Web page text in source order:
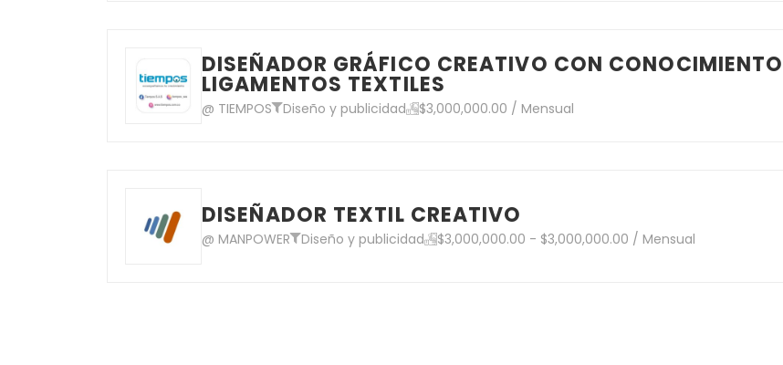
DISEÑADOR GRÁFICO CREATIVO CON
LIGAMENTOS TEXTILES
@ TIEMPOS Diseño y publicidad $3,000,000.00 / Mensual
DISEÑADOR TEXTIL CREATIVO
@ MANPOWER Diseño y publicidad $3,000,000.00 - $3,000,000.00 / Mensual